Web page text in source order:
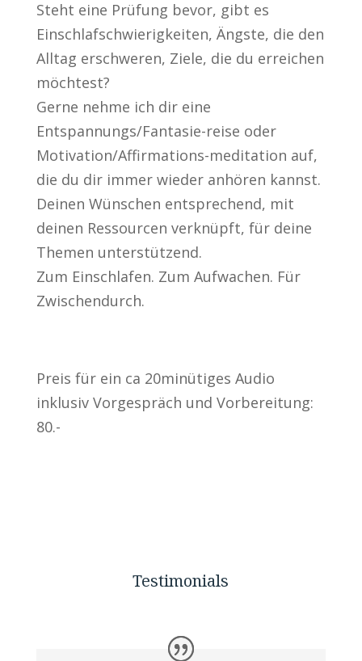
Steht eine Prüfung bevor, gibt es
Einschlafschwierigkeiten, Ängste, die den
Alltag erschweren, Ziele, die du erreichen
möchtest?
Gerne nehme ich dir eine
Entspannungs/Fantasie-reise oder
Motivation/Affirmations-meditation auf,
die du dir immer wieder anhören kannst.
Deinen Wünschen entsprechend, mit
deinen Ressourcen verknüpft, für deine
Themen unterstützend.
Zum Einschlafen. Zum Aufwachen. Für
Zwischendurch.
Preis für ein ca 20minütiges Audio
inklusiv Vorgespräch und Vorbereitung:
80.-
Testimonials